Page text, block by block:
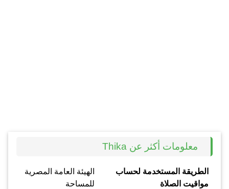
معلومات أكثر عن Thika
الطريقة المستخدمة لحساب
مواقيت الصلاة
الهيئة العامة المصرية
للمساحة